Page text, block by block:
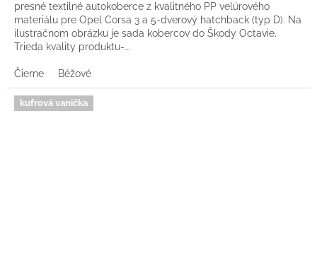
presné textilné autokoberce z kvalitného PP velúrového
materiálu pre Opel Corsa 3 a 5-dverový hatchback (typ D). Na
ilustračnom obrázku je sada kobercov do Škody Octavie.
Trieda kvality produktu-...
Čierne Béžové
kufrová vanička